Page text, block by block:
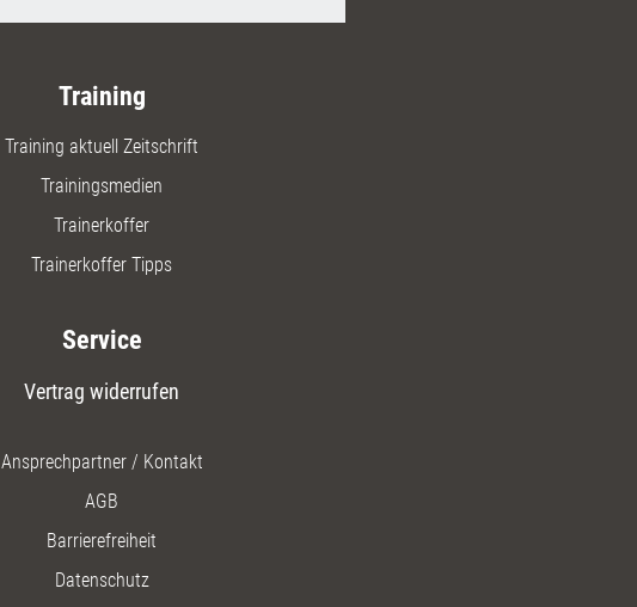
Training
Training aktuell Zeitschrift
Trainingsmedien
Trainerkoffer
Trainerkoffer Tipps
Service
Vertrag widerrufen
Ansprechpartner / Kontakt
AGB
Barrierefreiheit
Datenschutz